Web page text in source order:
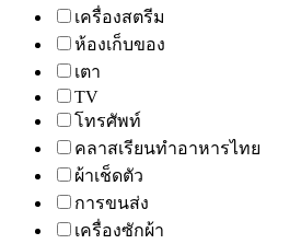
เครื่องสตรีม
ห้องเก็บของ
เตา
TV
โทรศัพท์
คลาสเรียนทำอาหารไทย
ผ้าเช็ดตัว
การขนส่ง
เครื่องซักผ้า